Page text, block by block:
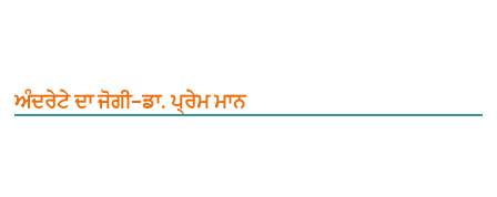
ਅੰਦਰੇਟੇ ਦਾ ਜੋਗੀ–ਡਾ. ਪ੍ਰੇਮ ਮਾਨ